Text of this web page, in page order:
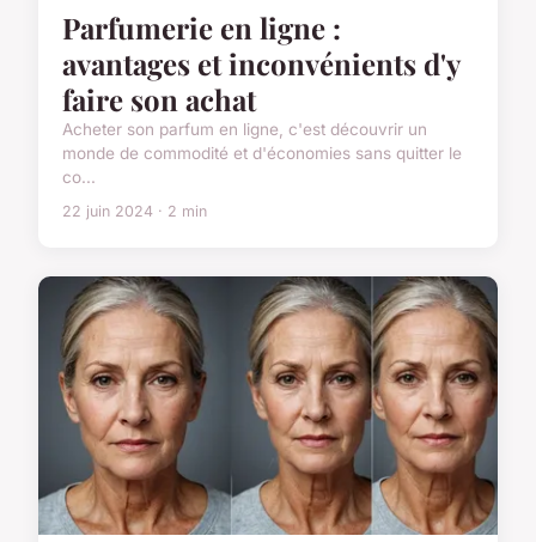
Parfumerie en ligne :
avantages et inconvénients d'y
faire son achat
Acheter son parfum en ligne, c'est découvrir un
monde de commodité et d'économies sans quitter le
co...
22 juin 2024 · 2 min